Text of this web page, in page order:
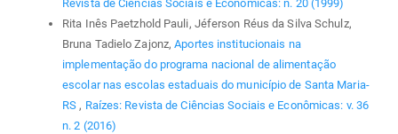
Revista de Ciências Sociais e Econômicas: n. 20 (1999)
Rita Inês Paetzhold Pauli, Jéferson Réus da Silva Schulz,
Bruna Tadielo Zajonz,Aportes institucionais na
implementação do programa nacional de alimentação
escolar nas escolas estaduais do município de Santa Maria-
RS, Raízes: Revista de Ciências Sociais e Econômicas: v. 36
n. 2 (2016)